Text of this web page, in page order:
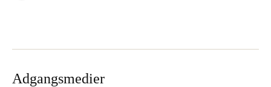
Adgangsmedier